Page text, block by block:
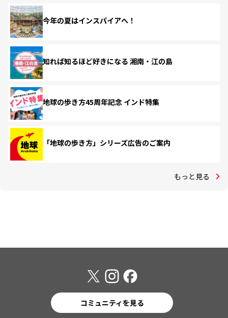
今年の夏はインスパイアへ！
知れば知るほど好きになる 湘南・江の島
地球の歩き方45周年記念 インド特集
「地球の歩き方」シリーズ広告のご案内
もっと見る
コミュニティを見る